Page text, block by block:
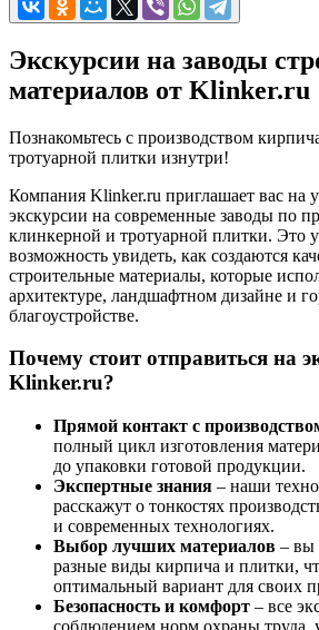
Экскурсии на заводы
материалов от Klinker.ru
Познакомьтесь с производством
тротуарной плитки изнутри!
Компания Klinker.ru приглашает вас на
экскурсии на современные заводы по
клинкерной и тротуарной плитки. Это
возможность увидеть, как создаются
строительные материалы, которые
архитектуре, ландшафтном дизайне и
благоустройстве.
Почему стоит отправиться на
Klinker.ru?
Прямой контакт с
полный цикл изготовления
до упаковки готовой продукции.
Экспертные знания – наши
расскажут о тонкостях
и современных технологиях.
Выбор лучших материалов – вы
разные виды кирпича и плитки,
оптимальный вариант для своих
Безопасность и комфорт – все
соблюдением норм охраны труда,